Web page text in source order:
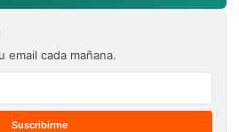
email cada mañana.
Suscribirme